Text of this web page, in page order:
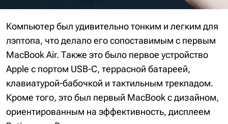
Компьютер был удивительно тонким и легким для
лэптопа, что делало его сопоставимым с первым
MacBook Air. Также это было первое устройство
Apple с портом USB-C, террасной батареей,
клавиатурой-бабочкой и тактильным трекпадом.
Кроме того, это был первый MacBook с дизайном,
ориентированным на эффективность, дисплеем